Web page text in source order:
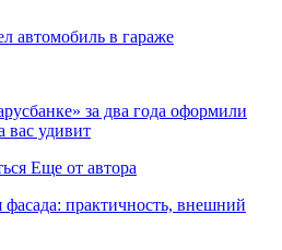
автомобиль в гараже
за два года оформили
вас удивит
Еще от автора
практичность, внешний